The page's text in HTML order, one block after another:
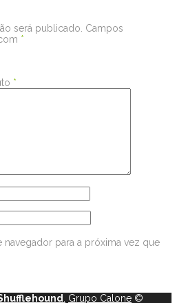
será publicado. Campos
*
*
navegador para a próxima vez que
. Grupo Calone ©